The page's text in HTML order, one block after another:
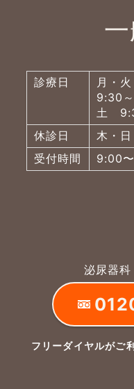
診療日
月・
9:30
土
休診日
木・
受付時間
9:00
泌尿器
フリーダイヤルがご